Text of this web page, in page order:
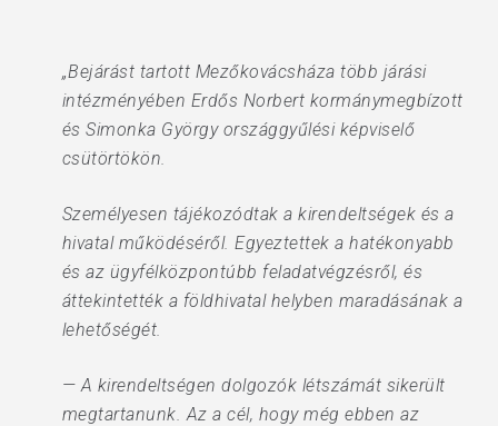
„Bejárást tartott Mezőkovácsháza több járási
intézményében Erdős Norbert kormánymegbízott
és Simonka György országgyűlési képviselő
csütörtökön.
Személyesen tájékozódtak a kirendeltségek és a
hivatal működéséről. Egyeztettek a hatékonyabb
és az ügyfélközpontúbb feladatvégzésről, és
áttekintették a földhivatal helyben maradásának a
lehetőségét.
— A kirendeltségen dolgozók létszámát sikerült
megtartanunk. Az a cél, hogy még ebben az